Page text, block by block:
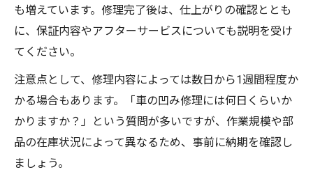
も増えています。修理完了後は、仕上がりの確認ととも
に、保証内容やアフターサービスについても説明を受け
てください。
注意点として、修理内容によっては数日から1週間程度か
かる場合もあります。「車の凹み修理には何日くらいか
かりますか？」という質問が多いですが、作業規模や部
品の在庫状況によって異なるため、事前に納期を確認し
ましょう。